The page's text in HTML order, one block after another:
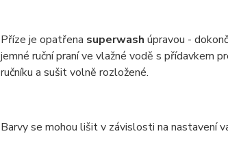
Příze je opatřena superwash úpravou -
jemné ruční praní ve vlažné vodě s přídavkem
ručníku a sušit volně rozložené.
Barvy se mohou lišit v závislosti na nastavení